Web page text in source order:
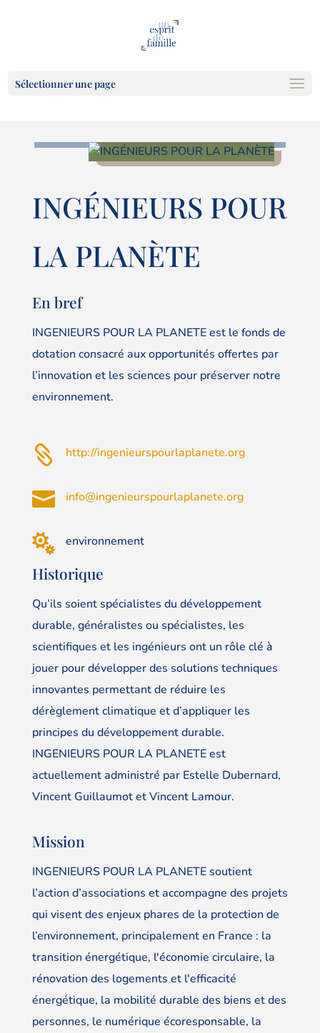
Sélectionner une page
INGÉNIEURS POUR
LA PLANÈTE
En bref
INGENIEURS POUR LA PLANETE est le fonds de
dotation consacré aux opportunités offertes par
l’innovation et les sciences pour préserver notre
environnement.
 http://ingenieurspourlaplanete.org
 info@ingenieurspourlaplanete.org
 environnement
Historique
Qu’ils soient spécialistes du développement
durable, généralistes ou spécialistes, les
scientifiques et les ingénieurs ont un rôle clé à
jouer pour développer des solutions techniques
innovantes permettant de réduire les
dérèglement climatique et d’appliquer les
principes du développement durable.
INGENIEURS POUR LA PLANETE est
actuellement administré par Estelle Dubernard,
Vincent Guillaumot et Vincent Lamour.
Mission
INGENIEURS POUR LA PLANETE soutient
l’action d’associations et accompagne des projets
qui visent des enjeux phares de la protection de
l’environnement, principalement en France : la
transition énergétique, l'économie circulaire, la
rénovation des logements et l'efficacité
énergétique, la mobilité durable des biens et des
personnes, le numérique écoresponsable, la